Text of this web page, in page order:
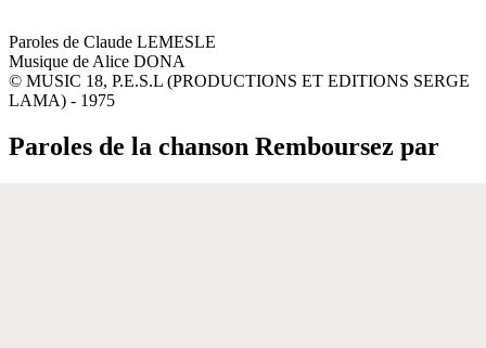
Paroles de Claude LEMESLE
Musique de Alice DONA
© MUSIC 18, P.E.S.L (PRODUCTIONS ET EDITIONS SERGE
LAMA) - 1975
Paroles de la chanson Remboursez par